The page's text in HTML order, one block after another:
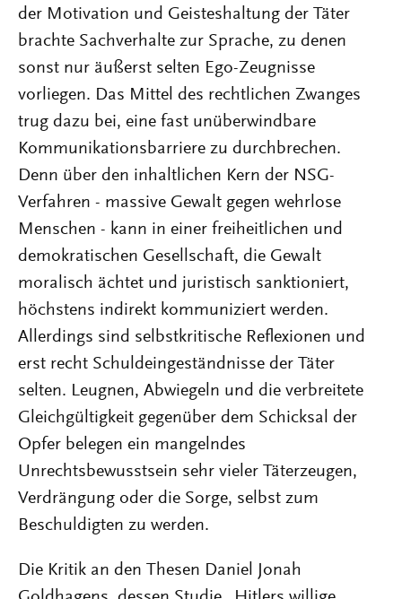
der Motivation und Geisteshaltung der Täter
brachte Sachverhalte zur Sprache, zu denen
sonst nur äußerst selten Ego-Zeugnisse
vorliegen. Das Mittel des rechtlichen Zwanges
trug dazu bei, eine fast unüberwindbare
Kommunikationsbarriere zu durchbrechen.
Denn über den inhaltlichen Kern der NSG-
Verfahren - massive Gewalt gegen wehrlose
Menschen - kann in einer freiheitlichen und
demokratischen Gesellschaft, die Gewalt
moralisch ächtet und juristisch sanktioniert,
höchstens indirekt kommuniziert werden.
Allerdings sind selbstkritische Reflexionen und
erst recht Schuldeingeständnisse der Täter
selten. Leugnen, Abwiegeln und die verbreitete
Gleichgültigkeit gegenüber dem Schicksal der
Opfer belegen ein mangelndes
Unrechtsbewusstsein sehr vieler Täterzeugen,
Verdrängung oder die Sorge, selbst zum
Beschuldigten zu werden.
Die Kritik an den Thesen Daniel Jonah